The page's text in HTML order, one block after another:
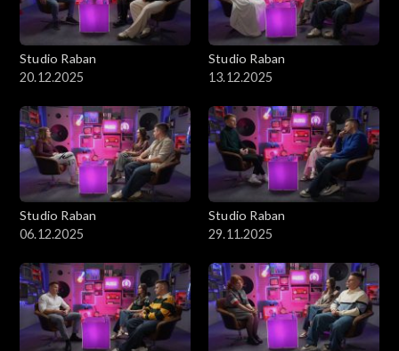
Studio Raban
20.12.2025
Studio Raban
13.12.2025
Studio Raban
06.12.2025
Studio Raban
29.11.2025